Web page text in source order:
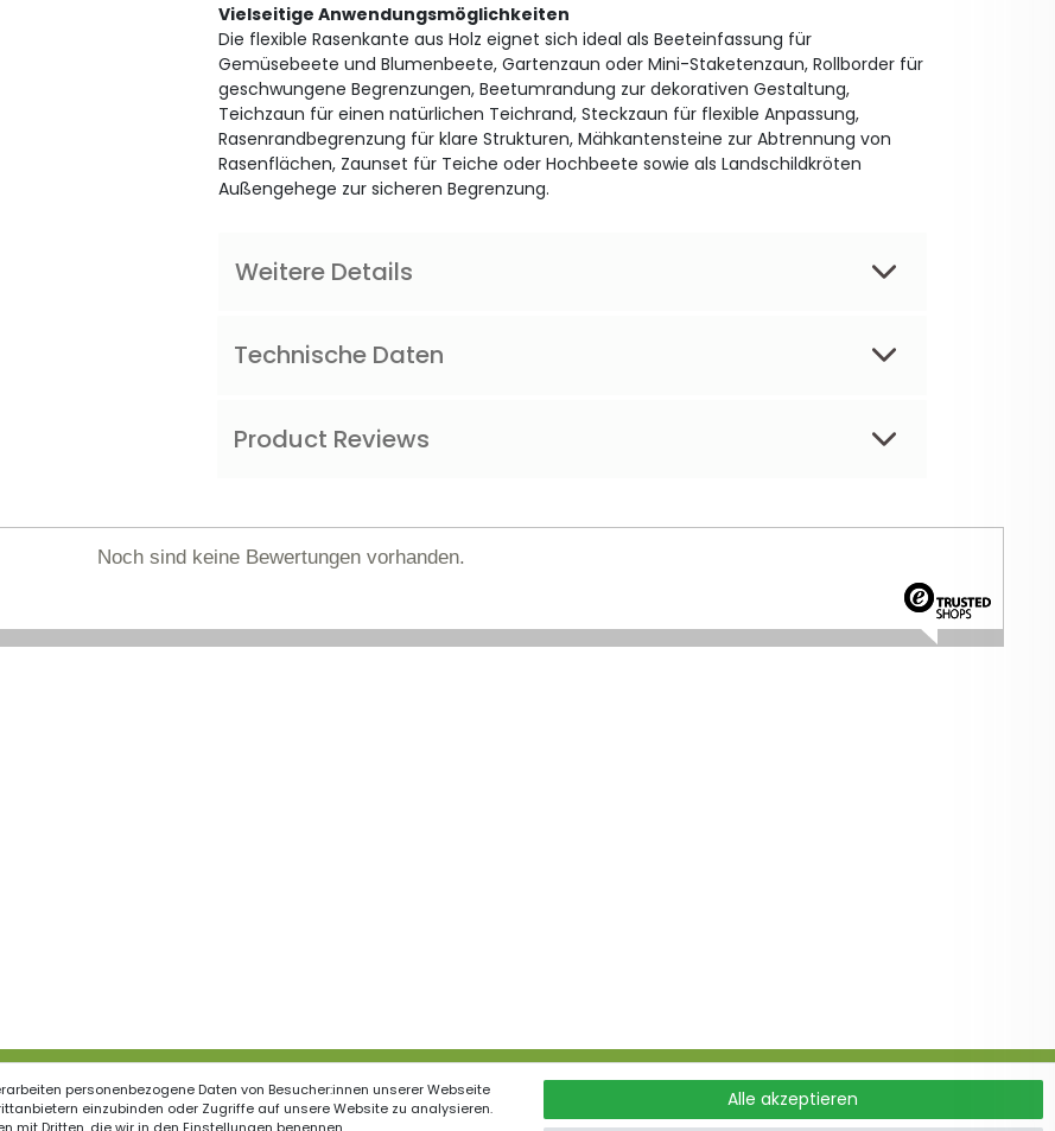
Vielseitige Anwendungsmöglichkeiten
Die flexible Rasenkante aus Holz eignet sich ideal als Beeteinfassung für
Gemüsebeete und Blumenbeete, Gartenzaun oder Mini-Staketenzaun, Rollborder für
geschwungene Begrenzungen, Beetumrandung zur dekorativen Gestaltung,
Teichzaun für einen natürlichen Teichrand, Steckzaun für flexible Anpassung,
Rasenrandbegrenzung für klare Strukturen, Mähkantensteine zur Abtrennung von
Rasenflächen, Zaunset für Teiche oder Hochbeete sowie als Landschildkröten
Außengehege zur sicheren Begrenzung.
Weitere Details
Technische Daten
Product Reviews
Noch sind keine Bewertungen vorhanden.
personenbezogene Daten von Besucher:innen unserer Webseite
einzubinden oder Zugriffe auf unsere Website zu analysieren.
Alle akzeptieren